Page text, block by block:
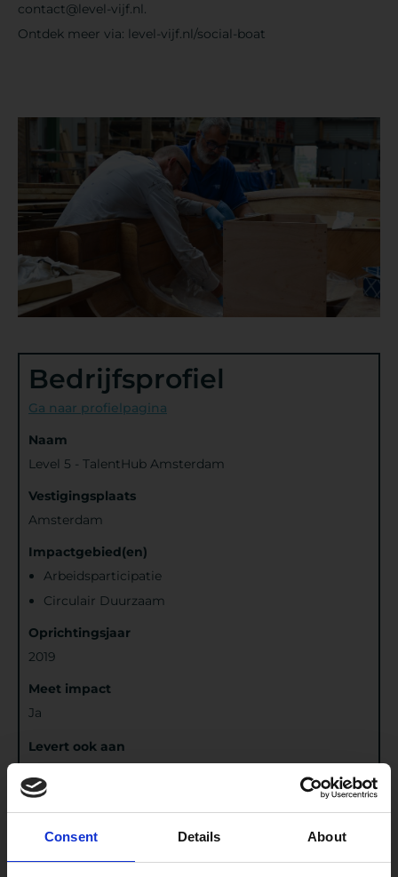
Consent Details About
contact@level-vijf.nl.
Ontdek meer via: level-vijf.nl/social-boat
Bedrijfsprofiel
Ga naar profielpagina
Naam
Level 5 - TalentHub Amsterdam
Vestigingsplaats
Amsterdam
Impactgebied(en)
Arbeidsparticipatie
Circulair Duurzaam
Oprichtingsjaar
2019
Meet impact
Ja
Levert ook aan
Erkend door